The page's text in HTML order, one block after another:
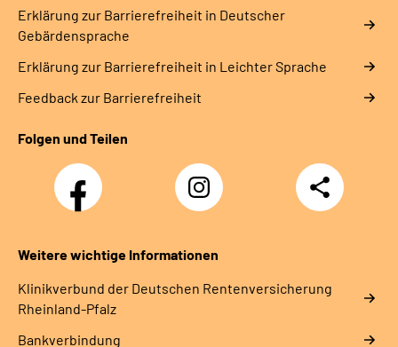
Erklärung zur Barrierefreiheit in Deutscher
Gebärdensprache
Erklärung zur Barrierefreiheit in Leichter Sprache
Feedback zur Barrierefreiheit
Folgen und Teilen
Facebook
Instagram
DRV
Nachwuchskräfte
Teilen
Weitere wichtige Informationen
Klinikverbund der Deutschen Rentenversicherung
Rheinland-Pfalz
Bankverbindung